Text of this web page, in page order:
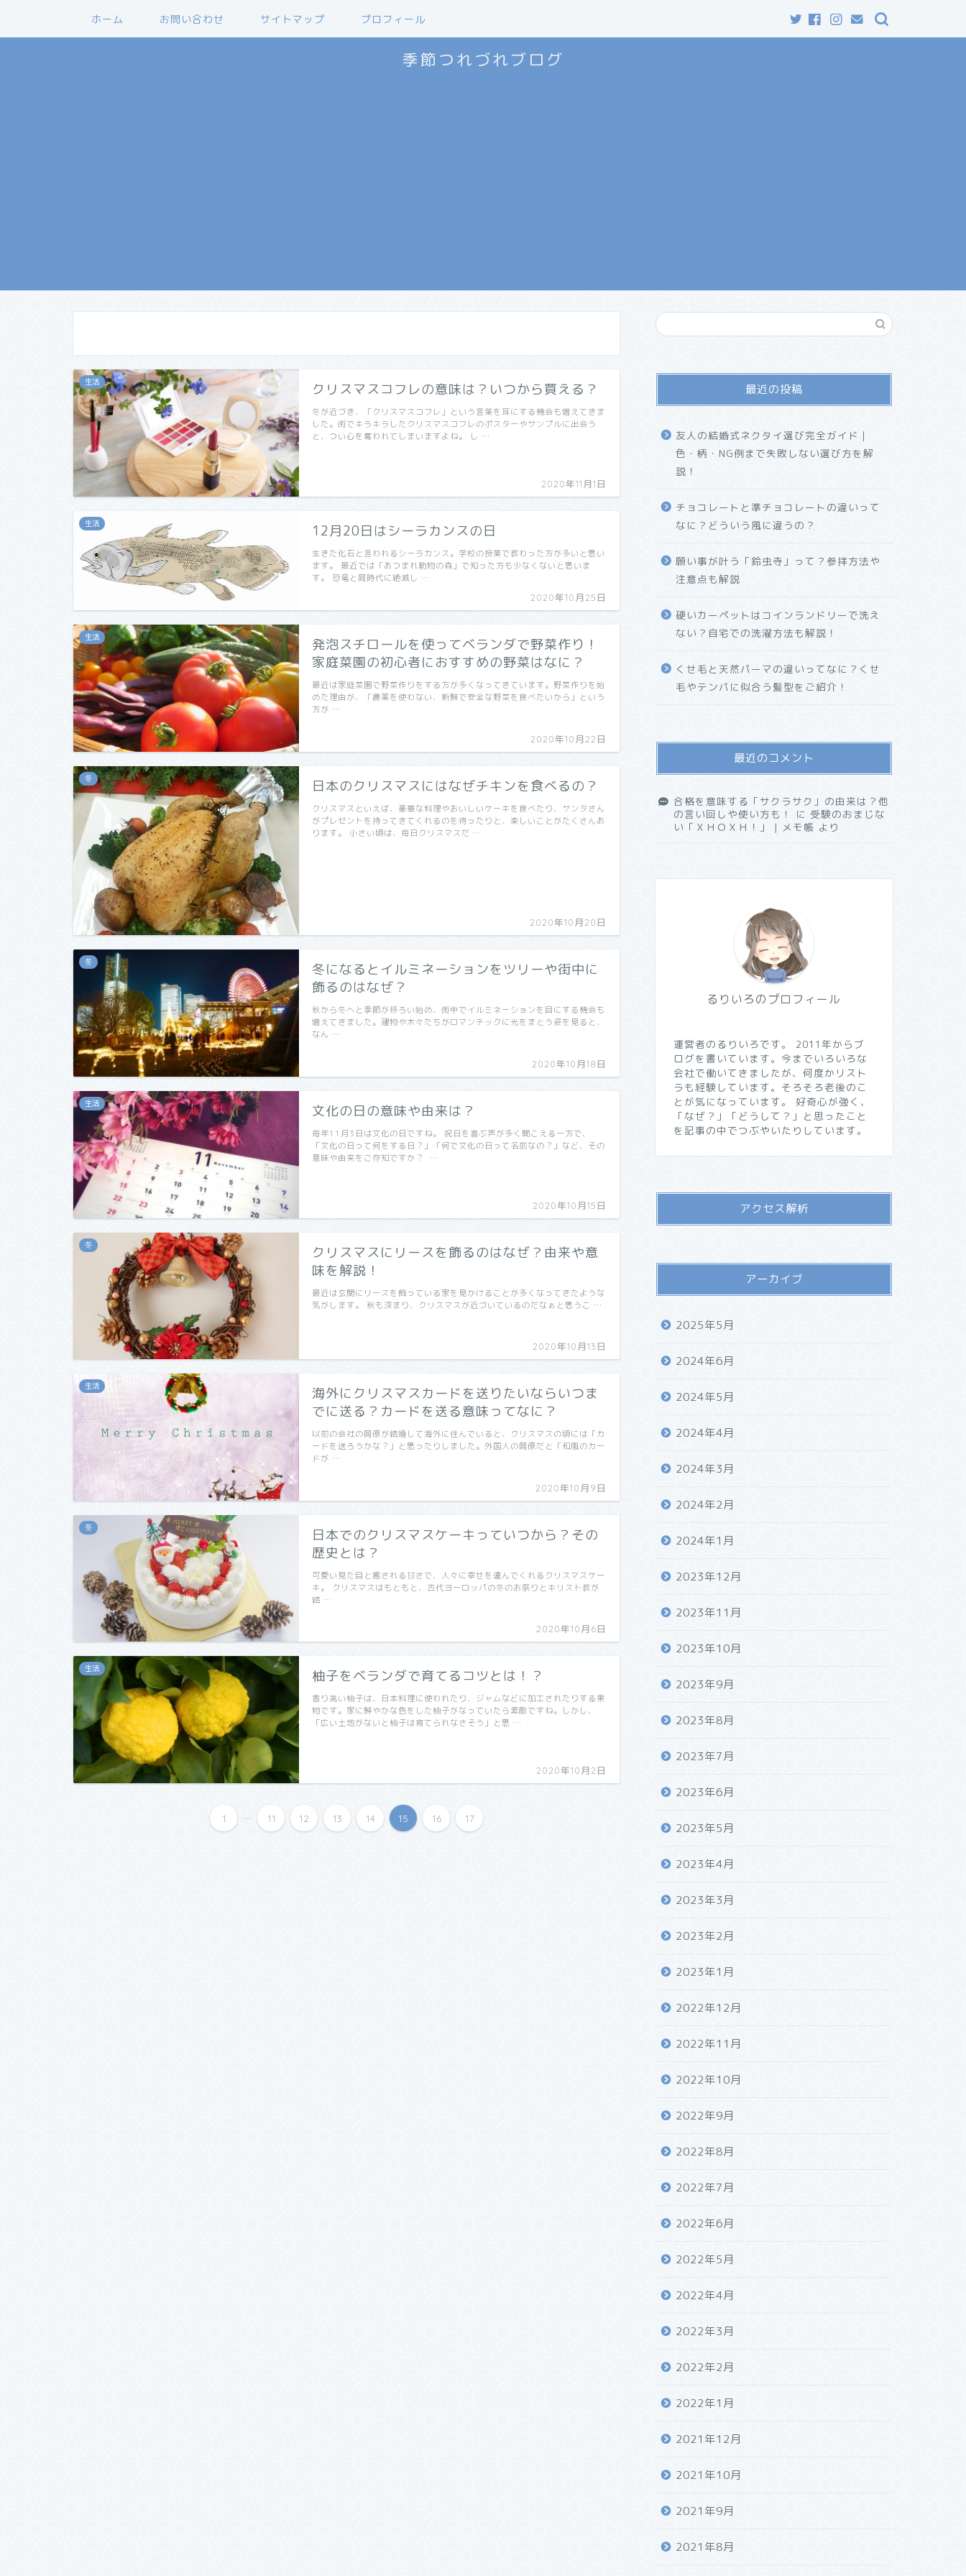
ホーム お問い合わせ サイトマップ プロフィール
季節つれづれブログ
生活 クリスマスコフレの意味は？いつから買える？
2020年11月1日
冬が近づき、「クリスマスコフレ」という言葉を耳にする機会も増えてきま
した。街でキラキラしたクリスマスコフレのポスターやサンプルに出会う
と、つい心を奪われてしまいますよね。 し …
生活 12月20日はシーラカンスの日
2020年10月25日
生きた化石と言われるシーラカンス。学校の授業で教わった方が多いと思い
ます。 最近では「あつまれ動物の森」で知った方も少なくないと思いま
す。 恐竜と同時代に絶滅し …
生活
発泡スチロールを使ってベランダで野菜作り！
家庭菜園の初心者におすすめの野菜はなに？
2020年10月22日
最近は家庭菜園で野菜作りをする方が多くなってきています。野菜作りを始
めた理由が、「農薬を使わない、新鮮で安全な野菜を食べたいから」という
方が …
冬 日本のクリスマスにはなぜチキンを食べるの？
2020年10月20日
クリスマスといえば、豪華な料理やおいしいケーキを食べたり、サンタさん
がプレゼントを持ってきてくれるのを待ったりと、楽しいことがたくさんあ
ります。 小さい頃は、毎日クリスマスだ …
冬
冬になるとイルミネーションをツリーや街中に
飾るのはなぜ？
2020年10月18日
秋から冬へと季節が移ろい始め、街中でイルミネーションを目にする機会も
増えてきました。建物や木々たちがロマンチックに光をまとう姿を見ると、
なん …
生活 文化の日の意味や由来は？
2020年10月15日
毎年11月3日は文化の日ですね。 祝日を喜ぶ声が多く聞こえる一方で、
「文化の日って何をする日？」「何で文化の日って名前なの？」など、その
意味や由来をご存知ですか？ …
冬
クリスマスにリースを飾るのはなぜ？由来や意
味を解説！
2020年10月13日
最近は玄関にリースを飾っている家を見かけることが多くなってきたような
気がします。 秋も深まり、クリスマスが近づいているのだなぁと思うこ …
生活
海外にクリスマスカードを送りたいならいつま
でに送る？カードを送る意味ってなに？
2020年10月9日
以前の会社の同僚が結婚して海外に住んでいると、クリスマスの頃には「カ
ードを送ろうかな？」と思ったりしました。外国人の同僚だと「和風のカー
ドが …
冬
日本でのクリスマスケーキっていつから？その
歴史とは？
2020年10月6日
可愛い見た目と癒される甘さで、人々に幸せを運んでくれるクリスマスケー
キ。 クリスマスはもともと、古代ヨーロッパの冬のお祭りとキリスト教が
結 …
生活 柚子をベランダで育てるコツとは！？
2020年10月2日
香り高い柚子は、日本料理に使われたり、ジャムなどに加工されたりする果
物です。家に鮮やかな色をした柚子がなっていたら素敵ですね。しかし、
「広い土地がないと柚子は育てられなさそう」と思 …
1 ... 11 12 13 14 15 16 17
最近の投稿
友人の結婚式ネクタイ選び完全ガイド｜
色・柄・NG例まで失敗しない選び方を解
説！
チョコレートと準チョコレートの違いって
なに？どういう風に違うの？
願い事が叶う「鈴虫寺」って？参拝方法や
注意点も解説
硬いカーペットはコインランドリーで洗え
ない？自宅での洗濯方法も解説！
くせ毛と天然パーマの違いってなに？くせ
毛やテンパに似合う髪型をご紹介！
最近のコメント
合格を意味する「サクラサク」の由来は？他
の言い回しや使い方も！
に 受験のおまじな
い「ＸＨＯＸＨ！」 | メモ帳 より
るりいろのプロフィール
運営者のるりいろです。 2011年からブ
ログを書いています。今までいろいろな
会社で働いてきましたが、何度かリスト
ラも経験しています。そろそろ老後のこ
とが気になっています。 好奇心が強く、
「なぜ？」「どうして？」と思ったこと
を記事の中でつぶやいたりしています。
アクセス解析
アーカイブ
2025年5月
2024年6月
2024年5月
2024年4月
2024年3月
2024年2月
2024年1月
2023年12月
2023年11月
2023年10月
2023年9月
2023年8月
2023年7月
2023年6月
2023年5月
2023年4月
2023年3月
2023年2月
2023年1月
2022年12月
2022年11月
2022年10月
2022年9月
2022年8月
2022年7月
2022年6月
2022年5月
2022年4月
2022年3月
2022年2月
2022年1月
2021年12月
2021年10月
2021年9月
2021年8月